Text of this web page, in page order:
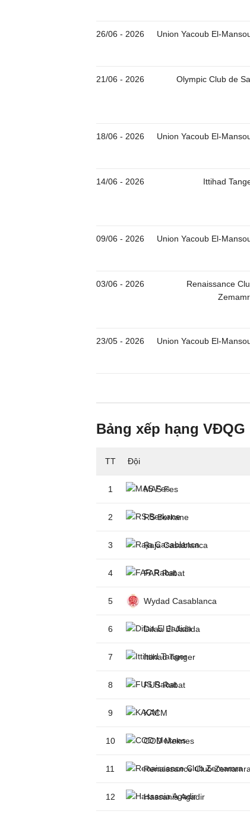
26/06 - 2026 Union Yacoub El-
21/06 - 2026 Olympic Club de
18/06 - 2026 Union Yacoub El-
14/06 - 2026 Ittihad
09/06 - 2026 Union Yacoub El-
03/06 - 2026
Renaissance
23/05 - 2026 Union Yacoub El-
Bảng xếp hạng VĐQG
TT Đội
1 MAS Fes
2 RS Berkane
3 Raja Casablanca
4 FAR Rabat
5 Wydad Casablanca
6 Difaa El Jadida
7 Ittihad Tanger
8 FUS Rabat
9 KACM
10 COD Meknes
11 Renaissance Club Zemamra
12 Hassania Agadir